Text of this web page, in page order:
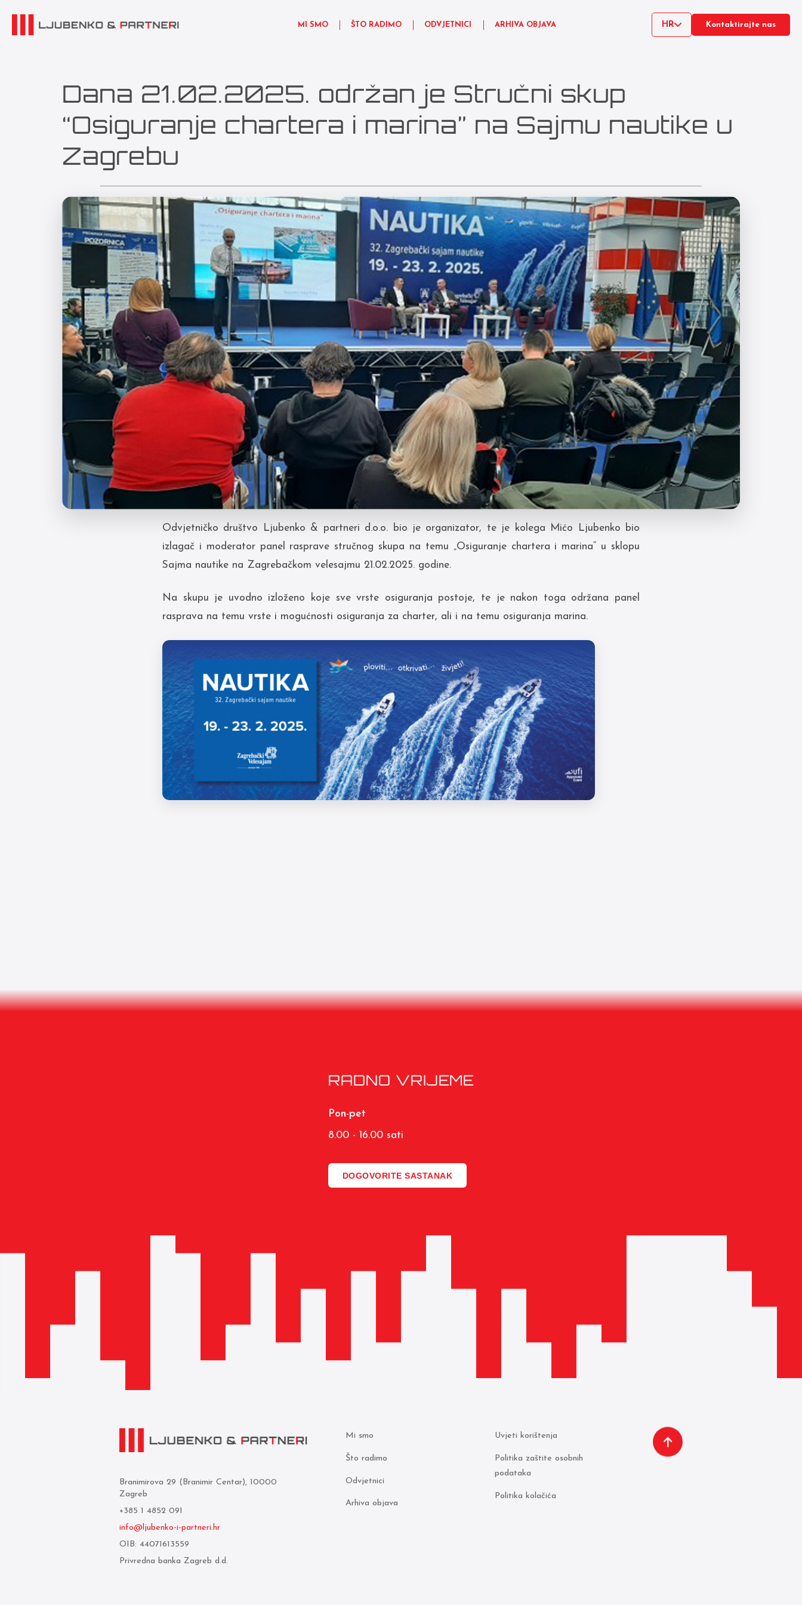
MI SMO ŠTO RADIMO ODVJETNICI ARHIVA OBJAVA HR Kontaktirajte nas
Dana 21.02.2025. održan je Stručni skup
“Osiguranje chartera i marina” na Sajmu nautike u
Zagrebu
Odvjetničko društvo Ljubenko & partneri d.o.o. bio je organizator, te je kolega Mićo Ljubenko bio
izlagač i moderator panel rasprave stručnog skupa na temu „Osiguranje chartera i marina“ u sklopu
Sajma nautike na Zagrebačkom velesajmu 21.02.2025. godine.
Na skupu je uvodno izloženo koje sve vrste osiguranja postoje, te je nakon toga održana panel
rasprava na temu vrste i mogućnosti osiguranja za charter, ali i na temu osiguranja marina.
RADNO VRIJEME
Pon-pet
8.00 - 16.00 sati
DOGOVORITE SASTANAK
Branimirova 29 (Branimir Centar), 10000
Zagreb
+385 1 4852 091
info@ljubenko-i-partneri.hr
OIB: 44071613559
Privredna banka Zagreb d.d.
Mi smo
Što radimo
Odvjetnici
Arhiva objava
Uvjeti korištenja
Politika zaštite osobnih
podataka
Politika kolačića